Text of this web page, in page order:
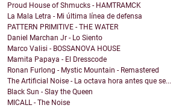
Proud House of Shmucks - HAMTRAMCK
La Mala Letra - Mi última línea de defensa
PATTERN PRIMITIVE - THE WATER
Daniel Marchan Jr - Lo Siento
Marco Valisi - BOSSANOVA HOUSE
Mamita Papaya - El Dresscode
Ronan Furlong - Mystic Mountain - Remastered
The Artificial Noise - La octava hora antes que se...
Black Sun - Slay the Queen
MICALL - The Noise